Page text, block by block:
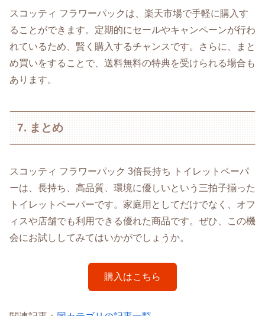
スコッティ フラワーパックは、楽天市場で手軽に購入す
ることができます。定期的にセールやキャンペーンが行わ
れているため、賢く購入するチャンスです。さらに、まと
め買いをすることで、送料無料の特典を受けられる場合も
あります。
7. まとめ
スコッティ フラワーパック 3倍長持ち トイレットペーパ
ーは、長持ち、高品質、環境に優しいという三拍子揃った
トイレットペーパーです。家庭用としてだけでなく、オフ
ィスや店舗でも利用できる優れた商品です。ぜひ、この機
会にお試ししてみてはいかがでしょうか。
購入はこちら